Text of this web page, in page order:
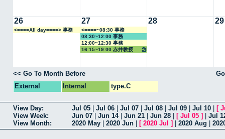
26
<====All day====> 事務
27
<====~08:30 事務
08:30~12:00 事務
12:00~12:30 事務
16:15~19:00 赤井教授
28 29
<< Go To Month Before
External
Internal type.C
View Day: Jul 05 Jul 06 Jul 07 Jul 08 Jul 09 Jul 10 [
View Week:
Jun 07 Jun 14| Jun 21 Jun 28 [ Jul 05 ]
Jul
View Month:
2020 May 2020 Jun [ 2020 Jul ] 2020 Aug